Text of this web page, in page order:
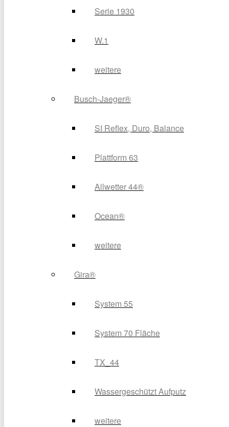
Serie 1930
W.1
weitere
Busch-Jaeger®
SI Reflex, Duro, Balance
Plattform 63
Allwetter 44®
Ocean®
weitere
Gira®
System 55
System 70 Fläche
TX_44
Wassergeschützt Aufputz
weitere